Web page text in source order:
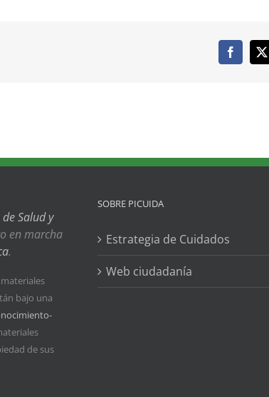
Facebook
X
Salud y
en marcha
.
bajo una
de sus
SOBRE PICUIDA
Estrategia de Cuidados
Web ciudadanía